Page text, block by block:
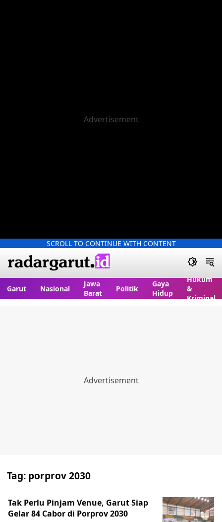
SCROLL TO CONTINUE WITH CONTENT
Garut Nasional
Jawa
Barat
Politik
Gaya
Hidup
Hukum
&
Kriminal
Tag: porprov 2030
Tak Perlu Pinjam Venue, Garut Siap
Gelar 84 Cabor di Porprov 2030